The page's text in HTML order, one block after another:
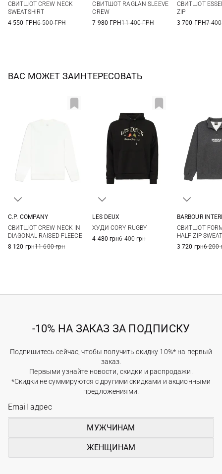
СВИТШОТ CREW NECK
SWEATSHIRT
4 550 ГРН6 500 ГРН
СВИТШОТ RAGLAN SLEEVE
CREW
7 980 ГРН11 400 ГРН
3XL
СВИТШОТ
ZIP
3 700 ГРН7
ВАС МОЖЕТ ЗАИНТЕРЕСОВАТЬ
C.P. COMPANY
СВИТШОТ CREW NECK IN
DIAGONAL RAISED FLEECE
8 120 грн11 600 грн
LES DEUX
ХУДИ CORY RUGBY
4 480 грн6 400 грн
XXL
3XL
BARBOUR
СВИТШОТ
HALF ZIP
3 720 грн6 200
-10% НА ЗАКАЗ ЗА ПОДПИСКУ
Подпишитесь сейчас, чтобы получить скидку 10%* на первый
заказ.
Первыми узнайте новости, скидки и распродажи.
*Скидки не суммируются с другими скидками и акционными
предложениями.
МУЖЧИНАМ
ЖЕНЩИНАМ